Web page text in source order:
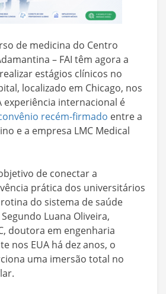
de medicina do Centro
– FAI têm agora a
estágios clínicos no
localizado em Chicago, nos
experiência internacional é
recém-firmado entre a
e a empresa LMC Medical
de conectar a
prática dos universitários
do sistema de saúde
Luana Oliveira,
doutora em engenharia
nos EUA há dez anos, o
uma imersão total no